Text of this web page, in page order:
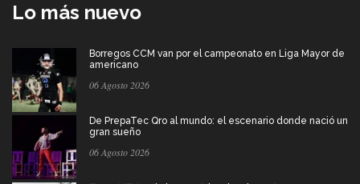
Lo más nuevo
Borregos CCM van por el campeonato en Liga Mayor de
americano
06 Agosto 2026
De PrepaTec Qro al mundo: el escenario donde nació un
gran sueño
06 Agosto 2026